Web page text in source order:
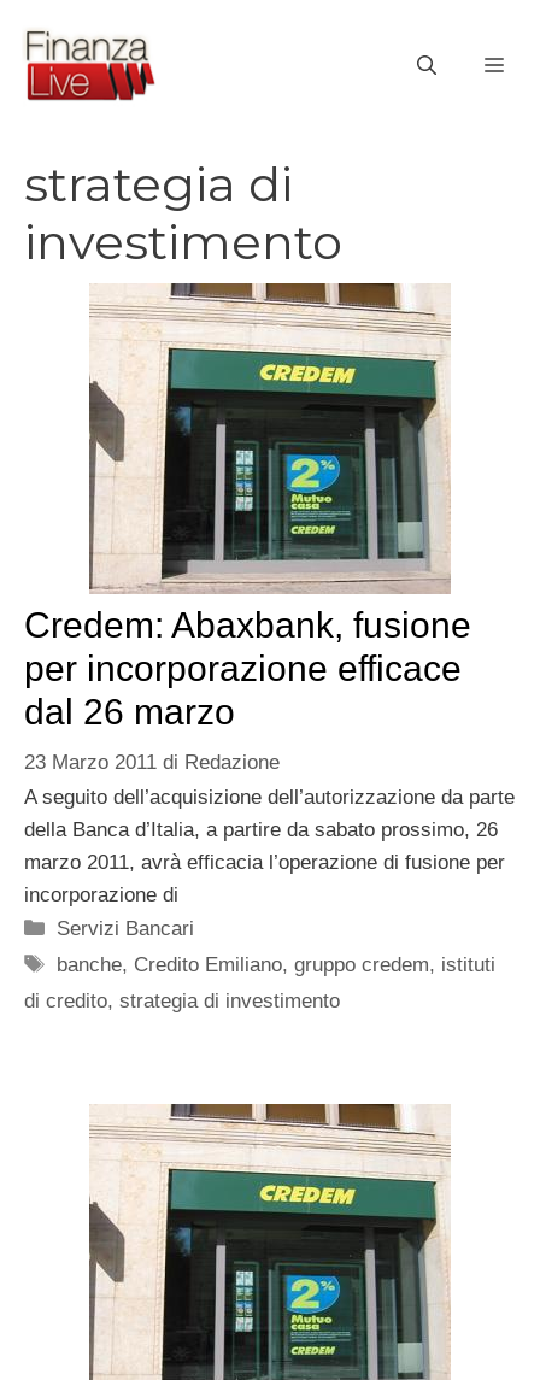
contenuto
strategia di
investimento
Credem: Abaxbank, fusione
per incorporazione efficace
dal 26 marzo
23 Marzo 2011 di Redazione
A seguito dell’acquisizione dell’autorizzazione da parte
della Banca d’Italia, a partire da sabato prossimo, 26
marzo 2011, avrà efficacia l’operazione di fusione per
incorporazione di
Categorie
Servizi Bancari
Tag
banche, Credito Emiliano,gruppo credem, istituti
di credito, strategia di investimento